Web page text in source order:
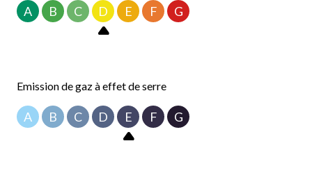
A B C D E F G
Emission de gaz à effet de serre
A B C D E F G